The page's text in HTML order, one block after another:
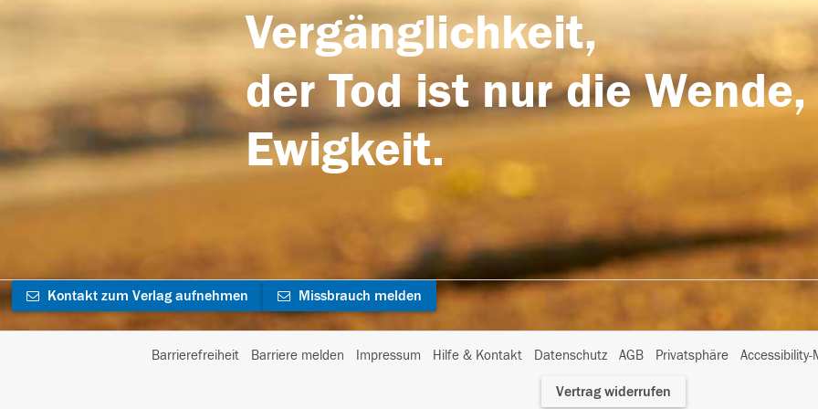
Vergänglichkeit,
der Tod ist nur die
Ewigkeit.
Kontakt zum Verlag aufnehmen Missbrauch melden
Barrierefreiheit Barriere melden Impressum Hilfe & Kontakt Datenschutz AGB Privatsphäre
I
Vertrag widerrufen